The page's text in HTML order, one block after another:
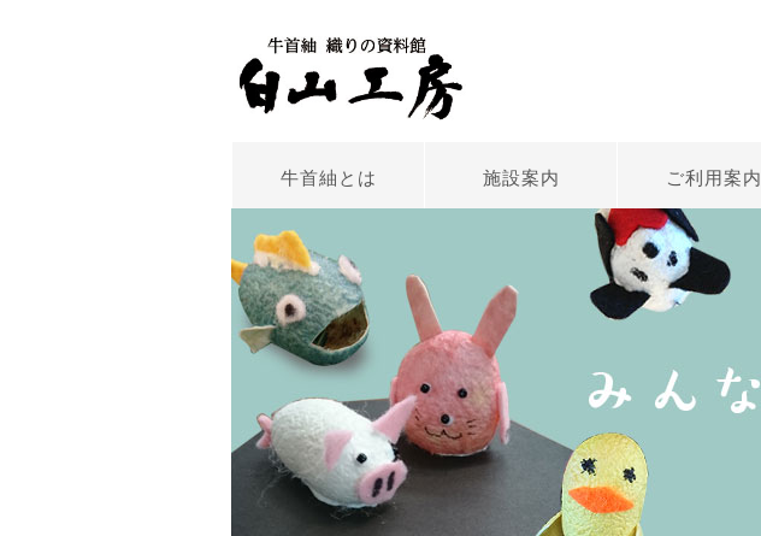
牛首紬とは 施設案内 ご利用案内